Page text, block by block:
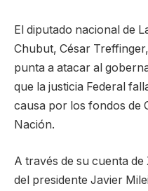
El diputado nacional de
Chubut, César
punta a atacar al
que la justicia Federal
causa por los fondos de
Nación.
A través de su cuenta
del presidente Javier